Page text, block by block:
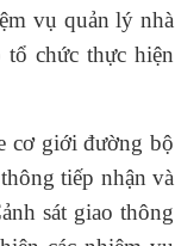
vụ quản lý nhà
chức thực hiện
cơ giới đường bộ
tiếp nhận và
sát giao thông